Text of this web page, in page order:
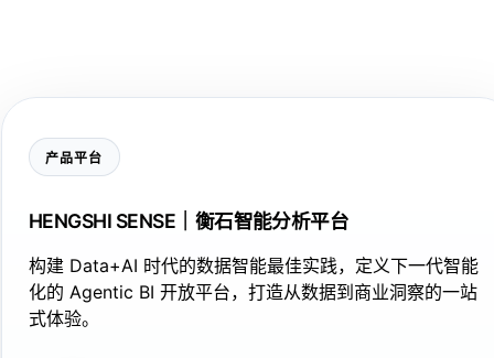
产品平台
HENGSHI SENSE｜衡石智能分析平台
构建 Data+AI 时代的数据智能最佳实践，定义下一代智能
化的 Agentic BI 开放平台，打造从数据到商业洞察的一站
式体验。